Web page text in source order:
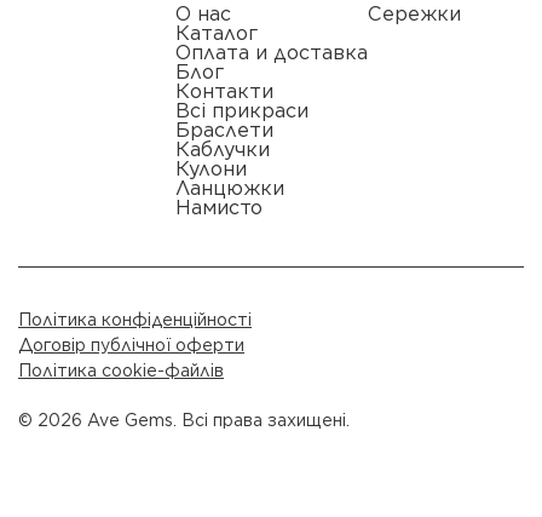
О нас
Каталог
Оплата и доставка
Блог
Контакти
Всі прикраси
Браслети
Каблучки
Кулони
Ланцюжки
Намисто
Сережки
© 2026 Ave Gems. Всі права захищені.
Політика конфіденційності
Договір публічної оферти
Політика cookie-файлів